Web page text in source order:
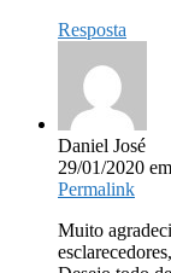
Resposta
Daniel José
29/01/2020
Permalink
Muito